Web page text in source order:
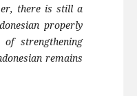
there is still a
properly
strengthening
remains